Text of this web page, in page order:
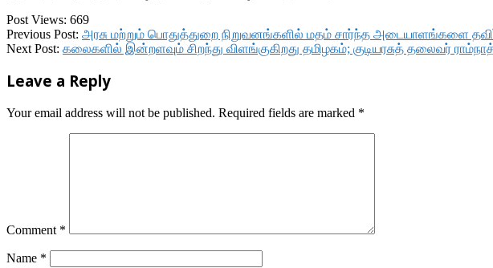
Post Views: 669
2017-
12-
Previous Post: அரசு மற்றும் பொதுத்துறை நிறுவனங்களில் மதம் சார்ந்த அடையாளங்களை
Next Post: கலைகளில் இன்றளவும் சிறந்து விளங்குகிறது தமிழகம்; குடியரசுத் தலைவர்
Leave a Reply
Your email address will not be published. Required fields are marked *
Comment *
Name *